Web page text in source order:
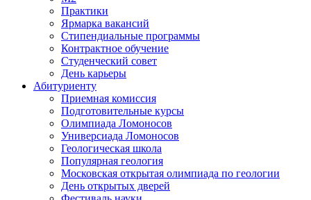
Практики
Ярмарка вакансий
Стипендиальные программы
Контрактное обучение
Студенческий совет
День карьеры
Абитуриенту
Приемная комиссия
Подготовительные курсы
Олимпиада Ломоносов
Универсиада Ломоносов
Геологическая школа
Популярная геология
Московская открытая олимпиада по геологии
День открытых дверей